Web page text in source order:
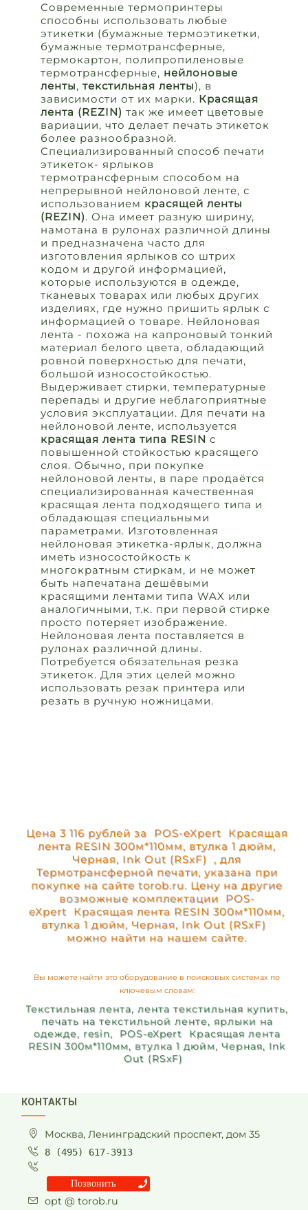
Современные термопринтеры
способны использовать любые
этикетки (бумажные термоэтикетки,
бумажные термотрансферные,
термокартон, полипропиленовые
термотрансферные, нейлоновые
ленты,текстильная ленты), в
зависимости от их марки. Красящая
лента (REZIN) так же имеет цветовые
вариации, что делает печать этикеток
более разнообразной.
Специализированный способ печати
этикеток- ярлыков
термотрансферным способом на
непрерывной нейлоновой ленте, с
использованием красящей ленты
(REZIN). Она имеет разную ширину,
намотана в рулонах различной длины
и предназначена часто для
изготовления ярлыков со штрих
кодом и другой информацией,
которые используются в одежде,
тканевых товарах или любых других
изделиях, где нужно пришить ярлык с
информацией о товаре. Нейлоновая
лента - похожа на капроновый тонкий
материал белого цвета, обладающий
ровной поверхностью для печати,
большой износостойкостью.
Выдерживает стирки, температурные
перепады и другие неблагоприятные
условия эксплуатации. Для печати на
нейлоновой ленте, используется
красящая лента типа RESIN с
повышенной стойкостью красящего
слоя. Обычно, при покупке
нейлоновой ленты, в паре продаётся
специализированная качественная
красящая лента подходящего типа и
обладающая специальными
параметрами. Изготовленная
нейлоновая этикетка-ярлык, должна
иметь износостойкость к
многократным стиркам, и не может
быть напечатана дешёвыми
красящими лентами типа WAX или
аналогичными, т.к. при первой стирке
просто потеряет изображение.
Нейлоновая лента поставляется в
рулонах различной длины.
Потребуется обязательная резка
этикеток. Для этих целей можно
использовать резак принтера или
резать в ручную ножницами.
Цена 3 116 рублей за POS-eXpert Красящая
лента RESIN 300м*110мм, втулка 1 дюйм,
Черная, Ink Out (RSxF) , для
Термотрансферной печати, указана при
покупке на сайте torob.ru. Цену на другие
возможные комплектации POS-
eXpert Красящая лента RESIN 300м*110мм,
втулка 1 дюйм, Черная, Ink Out (RSxF)
можно найти на нашем сайте.
Вы можете найти это оборудование в поисковых системах по
ключевым словам:
Текстильная лента, лента текстильная купить,
печать на текстильной ленте, ярлыки на
одежде, resin, POS-eXpert Красящая лента
RESIN 300м*110мм, втулка 1 дюйм, Черная, Ink
Out (RSxF)
КОНТАКТЫ
Москва, Ленинградский проспект, дом 35
8 (495) 617-3913
Позвонить
opt @ torob.ru